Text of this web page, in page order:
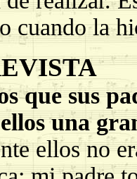
cuando la
que sus
una
ellos no